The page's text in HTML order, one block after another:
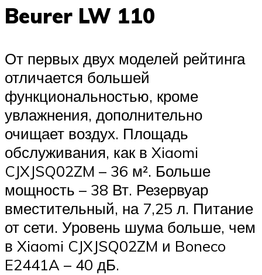
Beurer LW 110
От первых двух моделей рейтинга
отличается большей
функциональностью, кроме
увлажнения, дополнительно
очищает воздух. Площадь
обслуживания, как в Xiaomi
CJXJSQ02ZM – 36 м². Больше
мощность – 38 Вт. Резервуар
вместительный, на 7,25 л. Питание
от сети. Уровень шума больше, чем
в Xiaomi CJXJSQ02ZM и Boneco
E2441A – 40 дБ.